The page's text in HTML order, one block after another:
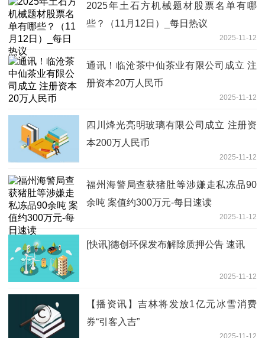
2025年土石方机械题材股票名单有哪
些？（11月12日）_每日热议
2025-11-12
通讯！临沧茶中仙茶业有限公司成立 注
册资本20万人民币
2025-11-12
四川烽光亮明玻璃有限公司成立 注册资
本200万人民币
2025-11-12
福州海警局查获猪肚等涉嫌走私冻品90
余吨 案值约300万元-每日速读
2025-11-12
[快讯]德创环保发布解除质押公告 速讯
2025-11-12
【播资讯】吉林将发放1亿元冰雪消费
券“引客入吉”